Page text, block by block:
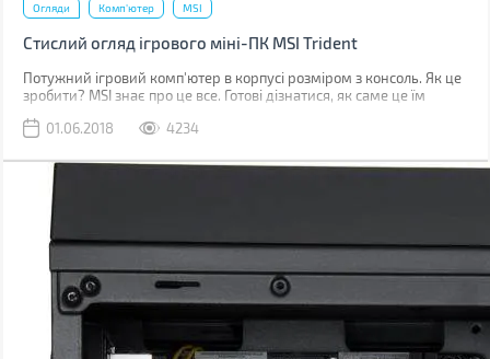
Огляди Комп'ютер MSI
Стислий огляд ігрового міні-ПК MSI Trident
Потужний ігровий комп'ютер в корпусі розміром з консоль. Як це
зробити? MSI знає про це все. Готові дізнатися, як саме це їм
01.06.2018
4234